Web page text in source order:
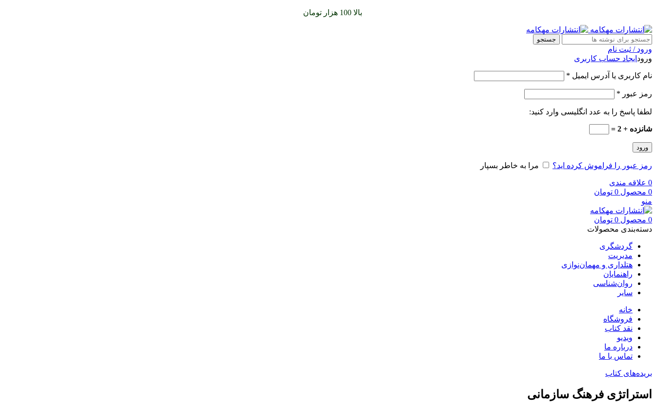
بالا 100 هزار تومان
جستجو
ورود / ثبت نام
ورود ایجاد حساب کاربری
نام کاربری یا آدرس ایمیل *
رمز عبور *
لطفا پاسخ را به عدد انگلیسی وارد کنید:
شانزده + 2 =
ورود
رمز عبور را فراموش کرده اید؟ مرا به خاطر بسپار
0 علاقه مندی
0 محصول 0 تومان
منو
0 محصول 0 تومان
دسته‌بندی محصولات
گردشگری
مدیریت
هتلداری و مهمان‌نوازی
راهنمایان
روان‌شناسی
سایر
خانه
فروشگاه
نقد کتاب
ویدیو
درباره‌ ما
تماس با ما
بریده‌های کتاب
استراتژی فرهنگ سازمانی